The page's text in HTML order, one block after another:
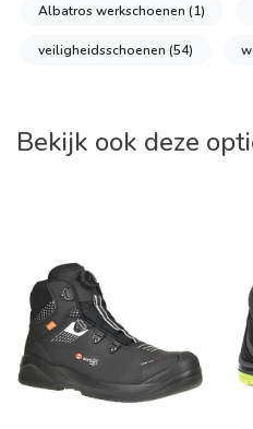
Albatros werkschoenen (1)
veiligheidsschoenen (54)
Bekijk ook deze